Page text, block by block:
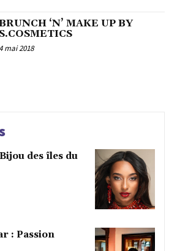
‘N’ MAKE UP BY
S.COSMETICS
4 mai 2018
des îles du
: Passion